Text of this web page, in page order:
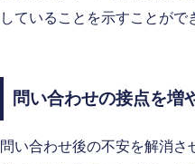
していることを示すことがで
問い合わせの接点を増
問い合わせ後の不安を解消